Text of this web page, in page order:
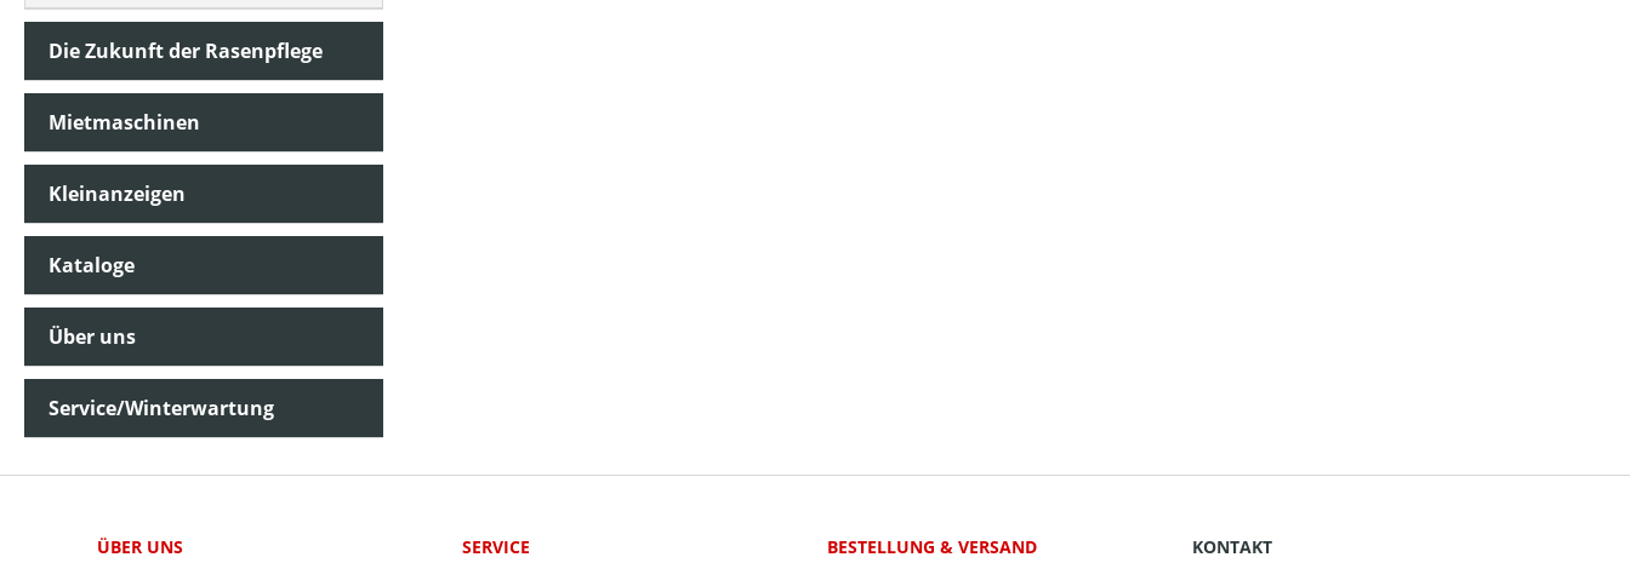
Die Zukunft der Rasenpflege
Mietmaschinen
Kleinanzeigen
Kataloge
Über uns
Service/Winterwartung
ÜBER UNS
SERVICE
BESTELLUNG & VERSAND
KONTAKT